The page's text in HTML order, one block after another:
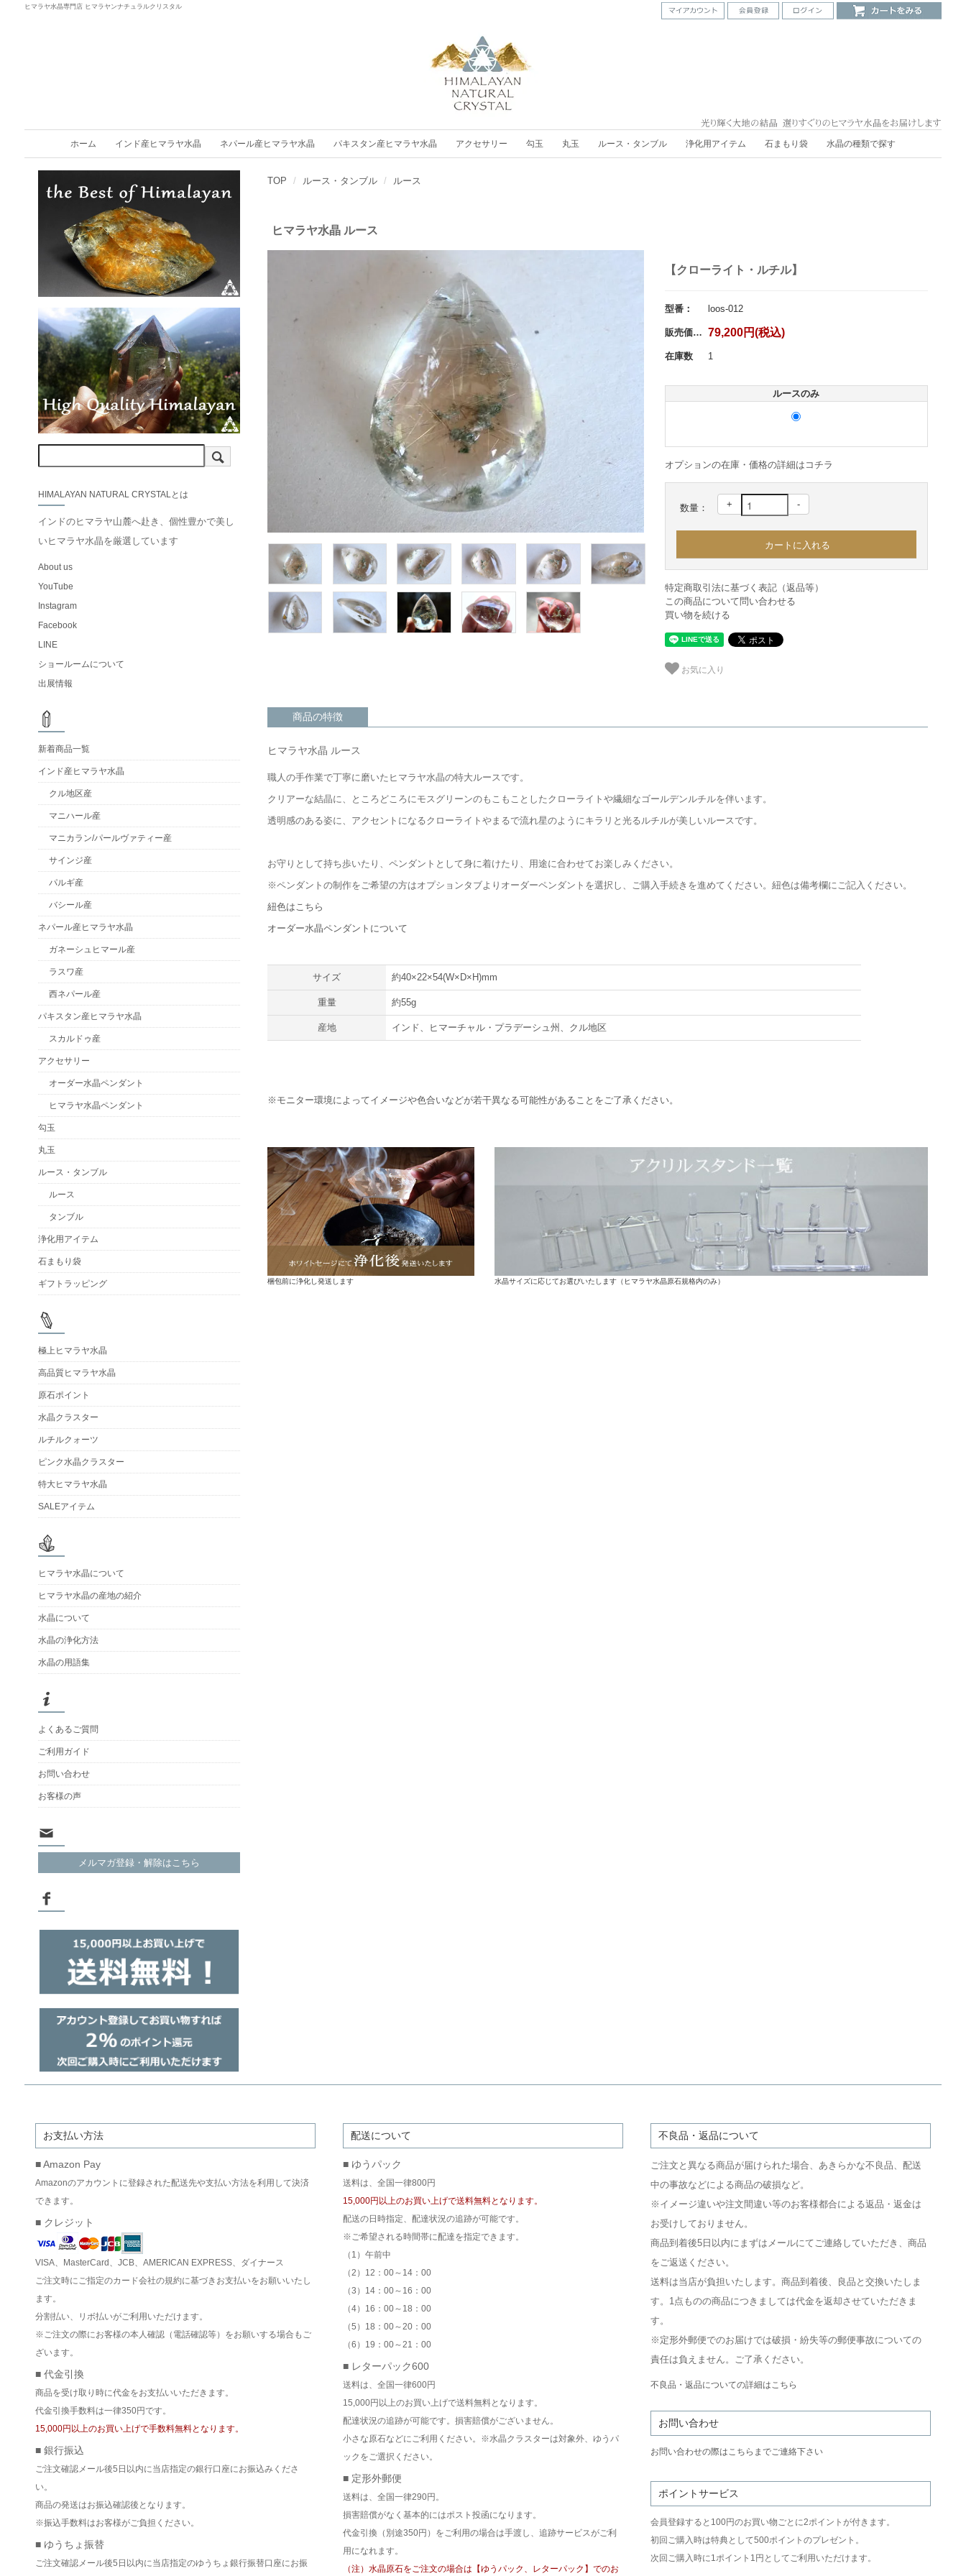
ヒマラヤ水晶専門店 ヒマラヤンナチュラルクリスタル
ホーム インド産ヒマラヤ水晶 ネパール産ヒマラヤ水晶 パキスタン産ヒマラヤ水晶 アクセサリー 勾玉 丸玉 ルース・タンブル 浄化用アイテム 石まもり袋 水晶の種類で探す
TOP ルース・タンブル ルース
ヒマラヤ水晶 ルース
【クローライト・ルチル】
型番： loos-012
販売価格： 79,200円(税込)
在庫数 1
ルースのみ
オプションの在庫・価格の詳細はコチラ
数量： + -
特定商取引法に基づく表記（返品等）
この商品について問い合わせる
買い物を続ける
お気に入り
商品の特徴
ヒマラヤ水晶 ルース
職人の手作業で丁寧に磨いたヒマラヤ水晶の特大ルースです。
クリアーな結晶に、ところどころにモスグリーンのもこもことしたクローライトや繊細なゴールデンルチルを伴います。
透明感のある姿に、アクセントになるクローライトやまるで流れ星のようにキラリと光るルチルが美しいルースです。
お守りとして持ち歩いたり、ペンダントとして身に着けたり、用途に合わせてお楽しみください。
※ペンダントの制作をご希望の方はオプションタブよりオーダーペンダントを選択し、ご購入手続きを進めてください。紐色は備考欄にご記入ください。
紐色はこちら
オーダー水晶ペンダントについて
サイズ 約40×22×54(W×D×H)mm
重量 約55g
産地 インド、ヒマーチャル・プラデーシュ州、クル地区
※モニター環境によってイメージや色合いなどが若干異なる可能性があることをご了承ください。
梱包前に浄化し発送します 水晶サイズに応じてお選びいたします（ヒマラヤ水晶原石規格内のみ）
HIMALAYAN NATURAL CRYSTALとは
インドのヒマラヤ山麓へ赴き、個性豊かで美し
いヒマラヤ水晶を厳選しています
About us
YouTube
Instagram
Facebook
LINE
ショールームについて
出展情報
新着商品一覧
インド産ヒマラヤ水晶
クル地区産
マニハール産
マニカラン/パールヴァティー産
サインジ産
パルギ産
バシール産
ネパール産ヒマラヤ水晶
ガネーシュヒマール産
ラスワ産
西ネパール産
パキスタン産ヒマラヤ水晶
スカルドゥ産
アクセサリー
オーダー水晶ペンダント
ヒマラヤ水晶ペンダント
勾玉
丸玉
ルース・タンブル
ルース
タンブル
浄化用アイテム
石まもり袋
ギフトラッピング
極上ヒマラヤ水晶
高品質ヒマラヤ水晶
原石ポイント
水晶クラスター
ルチルクォーツ
ピンク水晶クラスター
特大ヒマラヤ水晶
SALEアイテム
ヒマラヤ水晶について
ヒマラヤ水晶の産地の紹介
水晶について
水晶の浄化方法
水晶の用語集
よくあるご質問
ご利用ガイド
お問い合わせ
お客様の声
メルマガ登録・解除はこちら
お支払い方法
■ Amazon Pay
Amazonのアカウントに登録された配送先や支払い方法を利用して決済
できます。
■ クレジット
VISA、MasterCard、JCB、AMERICAN EXPRESS、ダイナース
ご注文時にご指定のカード会社の規約に基づきお支払いをお願いいたし
ます。
分割払い、リボ払いがご利用いただけます。
※ご注文の際にお客様の本人確認（電話確認等）をお願いする場合もご
ざいます。
■ 代金引換
商品を受け取り時に代金をお支払いいただきます。
代金引換手数料は一律350円です。
15,000円以上のお買い上げで手数料無料となります。
■ 銀行振込
ご注文確認メール後5日以内に当店指定の銀行口座にお振込みくださ
い。
商品の発送はお振込確認後となります。
※振込手数料はお客様がご負担ください。
■ ゆうちょ振替
ご注文確認メール後5日以内に当店指定のゆうちょ銀行振替口座にお振
配送について
■ ゆうパック
送料は、全国一律800円
15,000円以上のお買い上げで送料無料となります。
配送の日時指定、配達状況の追跡が可能です。
※ご希望される時間帯に配達を指定できます。
（1）午前中
（2）12：00～14：00
（3）14：00～16：00
（4）16：00～18：00
（5）18：00～20：00
（6）19：00～21：00
■ レターパック600
送料は、全国一律600円
15,000円以上のお買い上げで送料無料となります。
配達状況の追跡が可能です。損害賠償がございません。
小さな原石などにご利用ください。※水晶クラスターは対象外、ゆうパ
ックをご選択ください。
■ 定形外郵便
送料は、全国一律290円。
損害賠償がなく基本的にはポスト投函になります。
代金引換（別途350円）をご利用の場合は手渡し、追跡サービスがご利
用になれます。
（注）水晶原石をご注文の場合は【ゆうパック、レターパック】でのお
不良品・返品について
ご注文と異なる商品が届けられた場合、あきらかな不良品、配送
中の事故などによる商品の破損など。
※イメージ違いや注文間違い等のお客様都合による返品・返金は
お受けしておりません。
商品到着後5日以内にまずはメールにてご連絡していただき、商品
をご返送ください。
送料は当店が負担いたします。商品到着後、良品と交換いたしま
す。1点ものの商品につきましては代金を返却させていただきま
す。
※定形外郵便でのお届けでは破損・紛失等の郵便事故についての
責任は負えません。ご了承ください。
不良品・返品についての詳細はこちら
お問い合わせ
お問い合わせの際はこちらまでご連絡下さい
ポイントサービス
会員登録すると100円のお買い物ごとに2ポイントが付きます。
初回ご購入時は特典として500ポイントのプレゼント。
次回ご購入時に1ポイント1円としてご利用いただけます。